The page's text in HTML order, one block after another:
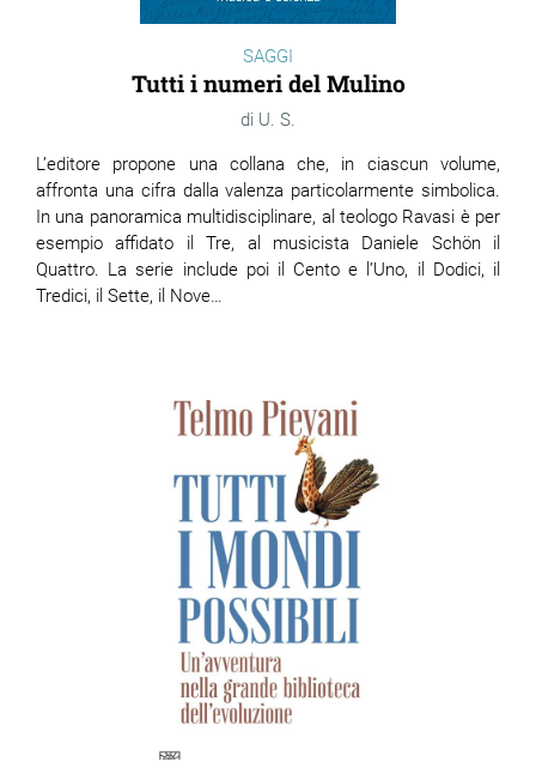
SAGGI
Tutti i numeri del Mulino
U. S.
L’editore propone una collana che, in ciascun volume,
affronta una cifra dalla valenza particolarmente simbolica.
In una panoramica multidisciplinare, al teologo Ravasi è per
esempio affidato il Tre, al musicista Daniele Schön il
Quattro. La serie include poi il Cento e l’Uno, il Dodici, il
Tredici, il Sette, il Nove…